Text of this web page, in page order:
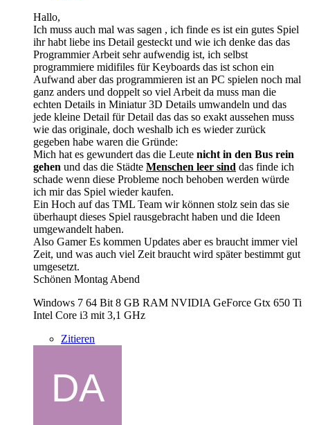
Hallo,
Ich muss auch mal was sagen , ich finde es ist ein gutes Spiel
ihr habt liebe ins Detail gesteckt und wie ich denke das das
Programmier Arbeit sehr aufwendig ist, ich selbst
programmiere midifiles für Keyboards das ist schon ein
Aufwand aber das programmieren ist an PC spielen noch mal
ganz anders und doppelt so viel Arbeit da muss man die
echten Details in Miniatur 3D Details umwandeln und das
jede kleine Detail für Detail das das so exakt aussehen muss
wie das originale, doch weshalb ich es wieder zurück
gegeben habe waren die Gründe:
Mich hat es gewundert das die Leute nicht in den Bus rein
gehen und das die Städte Menschen leer sind das finde ich
schade wenn diese Probleme noch behoben werden würde
ich mir das Spiel wieder kaufen.
Ein Hoch auf das TML Team wir können stolz sein das sie
überhaupt dieses Spiel rausgebracht haben und die Ideen
umgewandelt haben.
Also Gamer Es kommen Updates aber es braucht immer viel
Zeit, und was auch viel Zeit braucht wird später bestimmt gut
umgesetzt.
Schönen Montag Abend
Windows 7 64 Bit 8 GB RAM NVIDIA GeForce Gtx 650 Ti
Intel Core i3 mit 3,1 GHz
Zitieren